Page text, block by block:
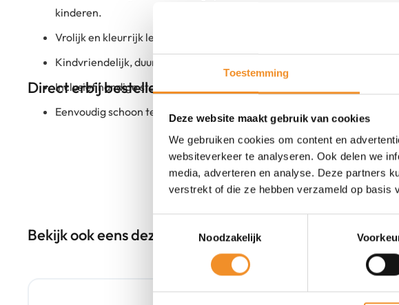
Toestemming
Deze website maakt gebruik van cookies
We gebruiken cookies om content en
websiteverkeer te analyseren. Ook delen we
media, adverteren en analyse. Deze partners
verstrekt of die ze hebben verzameld op basis
Noodzakelijk
kinderen.
Vrolijk en kleurrijk leeuwendesign.
Kindvriendelijk, duurzaam materiaal.
Inclusief handige standaardfunctie.
Eenvoudig schoon te maken en te onderhouden.
Direct erbij bestellen
Bekijk ook eens deze producten